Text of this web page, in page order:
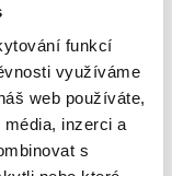
funkcí
využíváme
web používáte,
inzerci a
s